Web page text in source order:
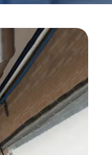
d'aria